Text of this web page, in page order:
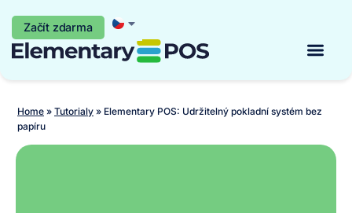
Začít zdarma
Home » Tutorialy » Elementary POS: Udržitelný pokladní systém bez
papíru